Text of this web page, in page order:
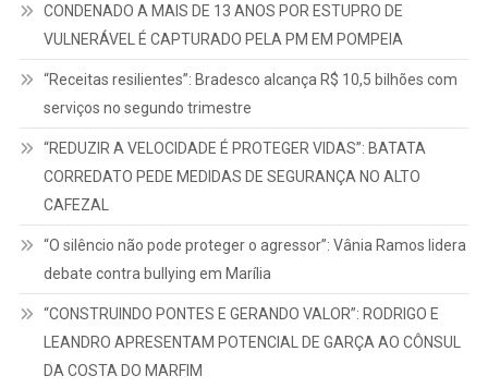
CONDENADO A MAIS DE 13 ANOS POR ESTUPRO DE
VULNERÁVEL É CAPTURADO PELA PM EM POMPEIA
“Receitas resilientes”: Bradesco alcança R$ 10,5 bilhões com
serviços no segundo trimestre
“REDUZIR A VELOCIDADE É PROTEGER VIDAS”: BATATA
CORREDATO PEDE MEDIDAS DE SEGURANÇA NO ALTO
CAFEZAL
“O silêncio não pode proteger o agressor”: Vânia Ramos lidera
debate contra bullying em Marília
“CONSTRUINDO PONTES E GERANDO VALOR”: RODRIGO E
LEANDRO APRESENTAM POTENCIAL DE GARÇA AO CÔNSUL
DA COSTA DO MARFIM